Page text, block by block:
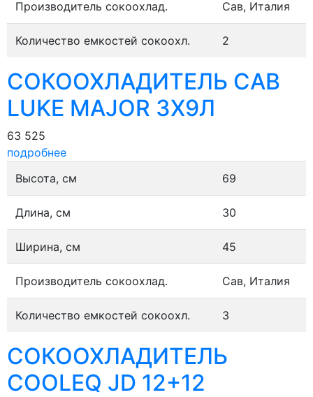
Производитель сокоохлад. Сав, Италия
Количество емкостей сокоохл. 2
СОКООХЛАДИТЕЛЬ CAB
LUKE MAJOR 3Х9Л
63 525
подробнее
Высота, см
69
Длина, см 30
Ширина, см 45
Производитель сокоохлад. Сав, Италия
Количество емкостей сокоохл. 3
СОКООХЛАДИТЕЛЬ
COOLEQ JD 12+12